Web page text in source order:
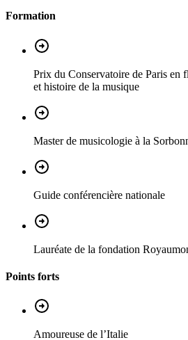
Formation
Prix du Conservatoire de Paris en
et histoire de la musique
Master de musicologie à la
Guide conférencière nationale
Lauréate de la fondation
Points forts
Amoureuse de l’Italie